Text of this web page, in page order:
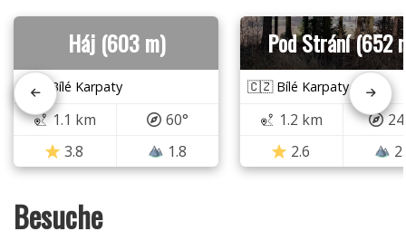
Háj (603 m)
🇨🇿 Bílé Karpaty
1.1 km
60°
3.8
1.8
Pod Strání (652
🇨🇿 Bílé Karpaty
1.2 km
2.6
Besuche